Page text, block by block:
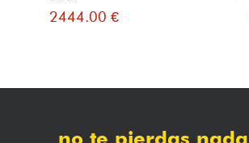
2444.00 €
no te pierdas nada